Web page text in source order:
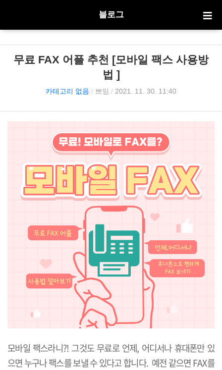
블로그
무료 FAX 어플 추천 [모바일 팩스 사용방
법 ]
카테고리 없음 / 쁘잉 / 2021. 11. 30. 11:40
모바일 팩스라니?! 그것도 무료로 언제, 어디서나 휴대폰만 있
으면 누구나 팩스를 보낼 수 있다고 합니다. 예전 같으면 FAX를